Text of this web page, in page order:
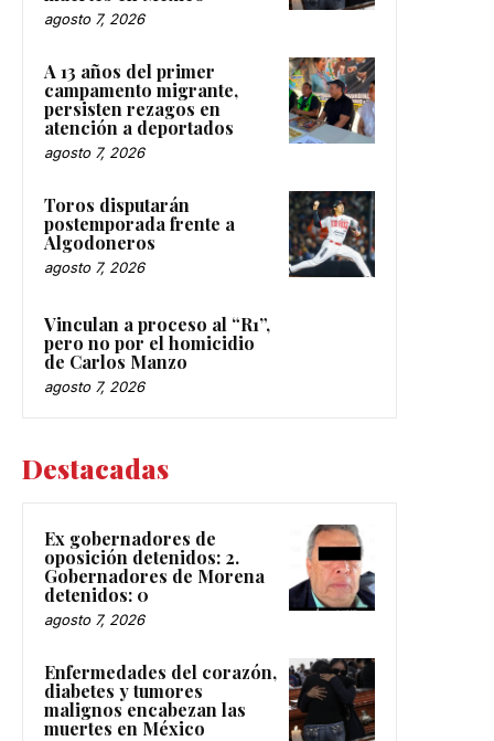
agosto 7, 2026
A 13 años del primer
campamento migrante,
persisten rezagos en
atención a deportados
agosto 7, 2026
Toros disputarán
postemporada frente a
Algodoneros
agosto 7, 2026
Vinculan a proceso al “R1”,
pero no por el homicidio
de Carlos Manzo
agosto 7, 2026
Destacadas
Ex gobernadores de
oposición detenidos: 2.
Gobernadores de Morena
detenidos: 0
agosto 7, 2026
Enfermedades del corazón,
diabetes y tumores
malignos encabezan las
muertes en México